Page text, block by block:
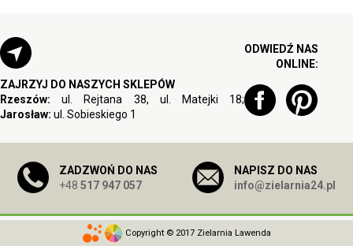
ZAJRZYJ DO NASZYCH SKLEPÓW
Rzeszów: ul. Rejtana 38, ul. Matejki 18;
Jarosław: ul. Sobieskiego 1
ODWIEDŹ NAS
ONLINE:
ZADZWOŃ DO NAS
+48 517 947 057
NAPISZ DO NAS
info@zielarnia24.pl
Copyright © 2017 Zielarnia Lawenda